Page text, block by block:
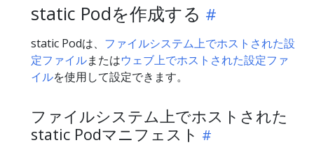
static Podを作成する
static Podは、 ファイルシステム上でホストされた設
定ファイルまたはウェブ上でホストされた設定ファ
イルを使用して設定できます。
ファイルシステム上でホストされた
static Podマニフェスト